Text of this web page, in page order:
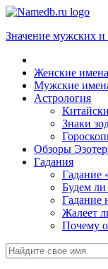
Значение мужских
Женские имена
Мужские
Астрология
Знаки
Обзоры
Гадания
Гадание
Будем
Гадание
Жалеет
Почему